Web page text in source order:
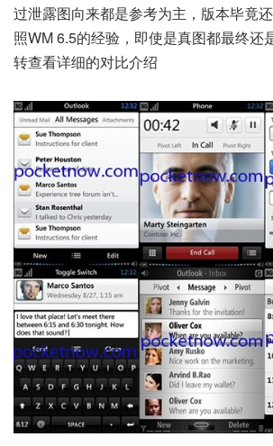
过泄露图向来都是参考为主，版本毕竟
照WM 6.5的经验，即使是真图都最终还
转查看详细的对比介绍